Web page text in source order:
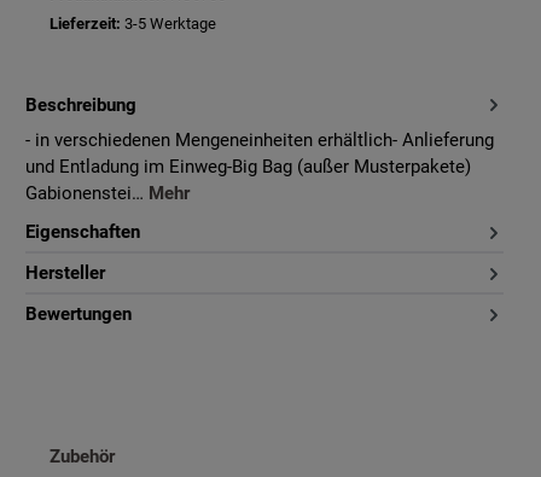
Lieferzeit: 3-5 Werktage
Beschreibung
- in verschiedenen Mengeneinheiten erhältlich- Anlieferung
und Entladung im Einweg-Big Bag (außer Musterpakete)
Gabionenstei… Mehr
Eigenschaften
Hersteller
Bewertungen
Produktgalerie überspringen
Zubehör